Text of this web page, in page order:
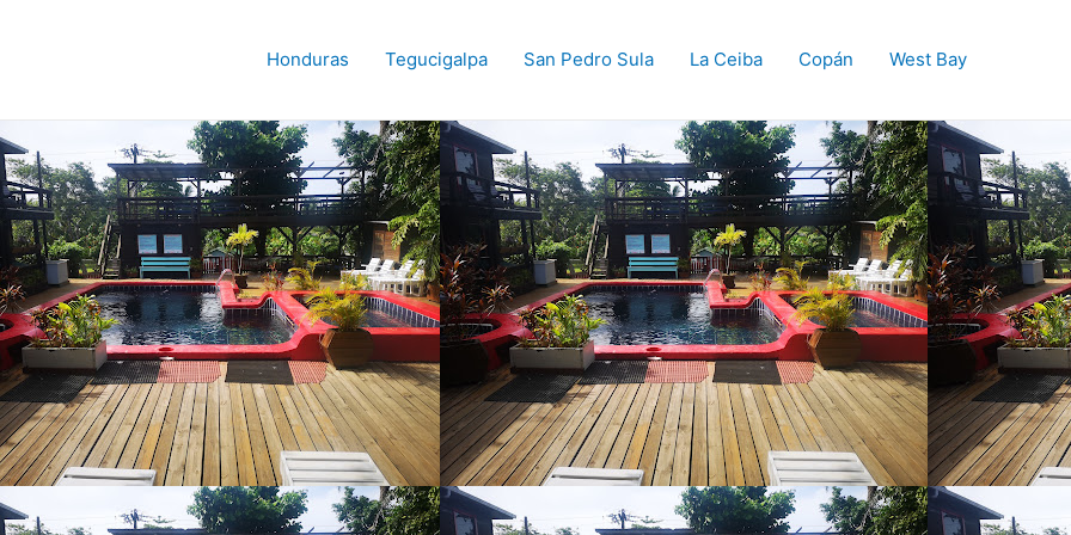
Honduras Tegucigalpa San Pedro Sula La Ceiba Copán West Bay